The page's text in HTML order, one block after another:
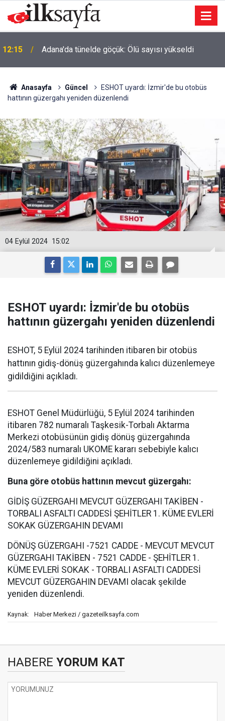
12:15 Adana'da tünelde göçük: Ölü sayısı yükseldi
Anasayfa Güncel
ESHOT uyardı: İzmir'de bu otobüs
hattının güzergahı yeniden düzenlendi
15:02
04 Eylül 2024
ESHOT uyardı: İzmir'de bu otobüs
hattının güzergahı yeniden düzenlendi
ESHOT, 5 Eylül 2024 tarihinden itibaren bir otobüs
hattının gidiş-dönüş güzergahında kalıcı düzenlemeye
gidildiğini açıkladı.
ESHOT Genel Müdürlüğü, 5 Eylül 2024 tarihinden
itibaren 782 numaralı Taşkesik-Torbalı Aktarma
Merkezi otobüsünün gidiş dönüş güzergahında
2024/583 numaralı UKOME kararı sebebiyle kalıcı
düzenlemeye gidildiğini açıkladı.
Buna göre otobüs hattının mevcut güzergahı:
GİDİŞ GÜZERGAHI MEVCUT GÜZERGAHI TAKİBEN -
TORBALI ASFALTI CADDESİ ŞEHİTLER 1. KÜME EVLERİ
SOKAK GÜZERGAHIN DEVAMI
DÖNÜŞ GÜZERGAHI -7521 CADDE - MEVCUT MEVCUT
GÜZERGAHI TAKİBEN - 7521 CADDE - ŞEHİTLER 1.
KÜME EVLERİ SOKAK - TORBALI ASFALTI CADDESİ
MEVCUT GÜZERGAHIN DEVAMI olacak şekilde
yeniden düzenlendi.
Kaynak: Haber Merkezi / gazeteilksayfa.com
HABERE YORUM KAT